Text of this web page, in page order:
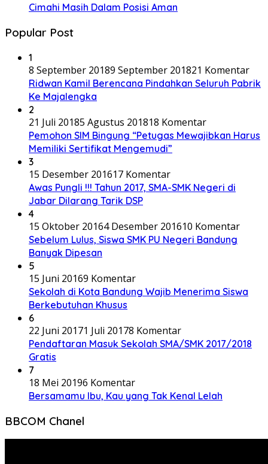
Cimahi Masih Dalam Posisi Aman
Popular Post
1
8 September 20189 September 201821 Komentar
Ridwan Kamil Berencana Pindahkan Seluruh Pabrik
Ke Majalengka
2
21 Juli 20185 Agustus 201818 Komentar
Pemohon SIM Bingung “Petugas Mewajibkan Harus
Memiliki Sertifikat Mengemudi”
3
15 Desember 201617 Komentar
Awas Pungli !!! Tahun 2017, SMA-SMK Negeri di
Jabar Dilarang Tarik DSP
4
15 Oktober 20164 Desember 201610 Komentar
Sebelum Lulus, Siswa SMK PU Negeri Bandung
Banyak Dipesan
5
15 Juni 20169 Komentar
Sekolah di Kota Bandung Wajib Menerima Siswa
Berkebutuhan Khusus
6
22 Juni 20171 Juli 20178 Komentar
Pendaftaran Masuk Sekolah SMA/SMK 2017/2018
Gratis
7
18 Mei 20196 Komentar
Bersamamu Ibu, Kau yang Tak Kenal Lelah
BBCOM Chanel